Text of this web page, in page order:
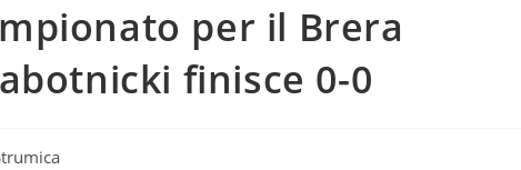
per il Brera
finisce 0-0